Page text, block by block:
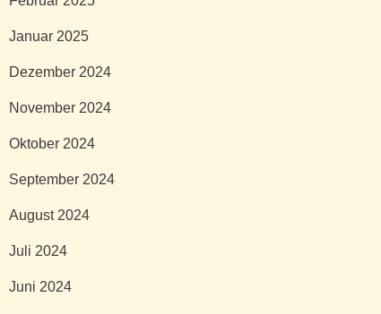
Januar 2025
Dezember 2024
November 2024
Oktober 2024
September 2024
August 2024
Juli 2024
Juni 2024